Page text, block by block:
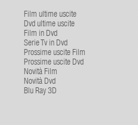
Film ultime uscite
Dvd ultime uscite
Film in Dvd
Serie Tv in Dvd
Prossime uscite Film
Prossime uscite Dvd
Novità Film
Novità Dvd
Blu Ray 3D